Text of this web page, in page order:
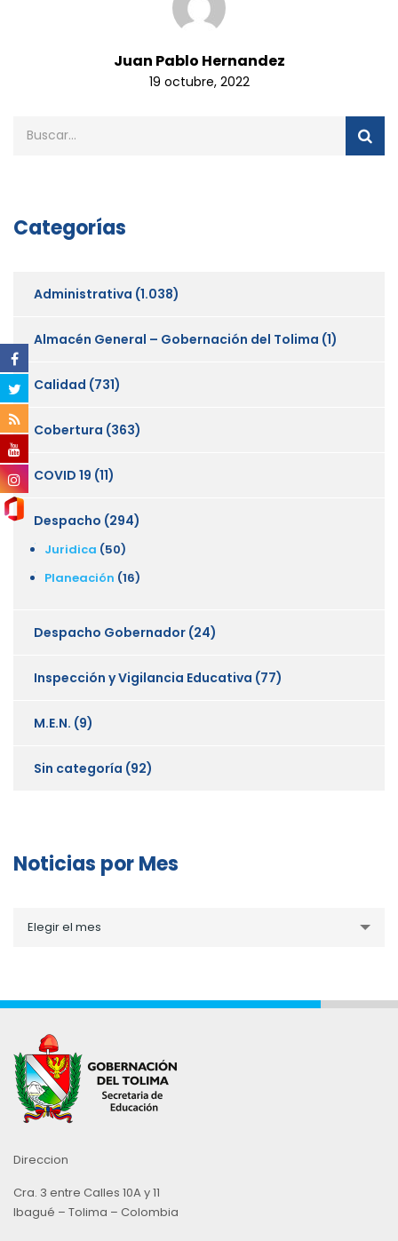
Juan Pablo Hernandez
19 octubre, 2022
Categorías
Administrativa (1.038)
Almacén General – Gobernación del Tolima (1)
Calidad (731)
Cobertura (363)
COVID 19 (11)
Despacho (294)
Juridica (50)
Planeación (16)
Despacho Gobernador (24)
Inspección y Vigilancia Educativa (77)
M.E.N. (9)
Sin categoría (92)
Noticias por Mes
porElegir el mes
Direccion
Cra. 3 entre Calles 10A y 11
Ibagué – Tolima – Colombia